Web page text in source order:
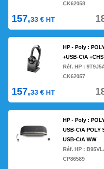
CK62058
157,33 € HT
HP - Poly :
+USB-C/A
Réf. HP :
CK62057
157,33 € HT
HP - Poly :
USB-C/A POLY
USB-C/A WW
Réf. HP :
CP86589